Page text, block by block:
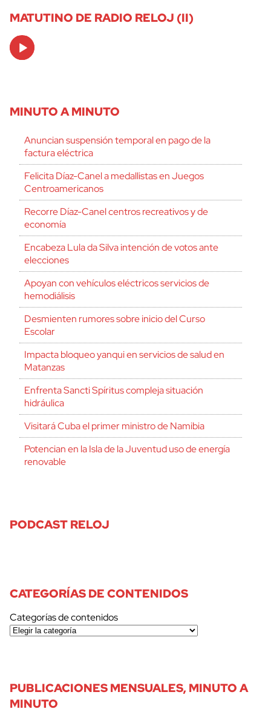
MATUTINO DE RADIO RELOJ (II)
Audio
Player
MINUTO A MINUTO
Anuncian suspensión temporal en pago de la
factura eléctrica
Felicita Díaz-Canel a medallistas en Juegos
Centroamericanos
Recorre Díaz-Canel centros recreativos y de
economía
Encabeza Lula da Silva intención de votos ante
elecciones
Apoyan con vehículos eléctricos servicios de
hemodiálisis
Desmienten rumores sobre inicio del Curso
Escolar
Impacta bloqueo yanqui en servicios de salud en
Matanzas
Enfrenta Sancti Spíritus compleja situación
hidráulica
Visitará Cuba el primer ministro de Namibia
Potencian en la Isla de la Juventud uso de energía
renovable
PODCAST RELOJ
CATEGORÍAS DE CONTENIDOS
Categorías de contenidos
PUBLICACIONES MENSUALES, MINUTO A
MINUTO